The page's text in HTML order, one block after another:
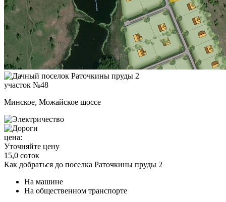
участок №48
Минское, Можайское шоссе
цена:
Уточняйте цену
15,0 соток
Как добраться до поселка Раточкины пруды 2
На машине
На общественном транспорте